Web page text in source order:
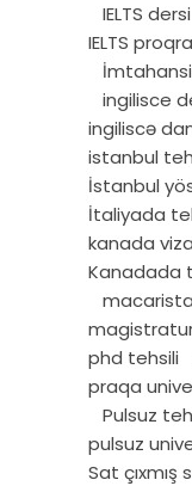
IELTS dersi
IELTS
ingilisce
ingiliscə
istanbul
İstanbul
İtaliyada
kanada
Kanadada
phd tehsili
praqa
Pulsuz
pulsuz
Sat çıxmış